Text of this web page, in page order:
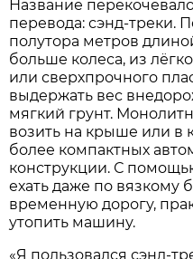
Название
перевода: сэнд-треки.
полутора метров
больше колеса, из
или сверхпрочного
выдержать вес
мягкий грунт.
возить на крыше или в
более компактных
конструкции. С
ехать даже по вязкому
временную дорогу,
утопить машину.
«Я пользовался сэнд-